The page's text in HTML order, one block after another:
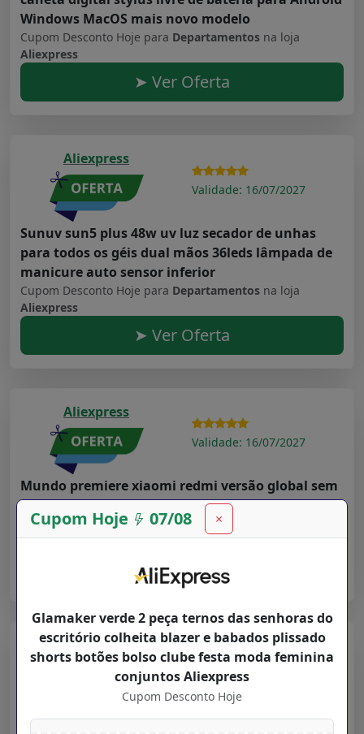
Windows MacOS mais novo modelo
Cupom Desconto Hoje para Departamentos na loja
Aliexpress
➤ Ver Oferta
Aliexpress
Validade: 16/07/2027
Sunuv sun5 plus 48w uv luz secador de unhas
para todos os géis dual mãos 36leds lâmpada de
manicure auto sensor inferior
Cupom Desconto Hoje para Departamentos na loja
Aliexpress
➤ Ver Oferta
Aliexpress
Validade: 16/07/2027
Mundo premiere xiaomi redmi versão global sem
fio fone de ouvido tws suporte bluetooth
Cupom Desconto Hoje paraDepartamentos
Aliexpress
➤ Ver Oferta
Aliexpress
Validade: 16/07/2027
New Users $ 20 12 YOUPIN12 Youpin haylou Solar
Cupom Hoje 07/08 ×
Glamaker verde 2 peça ternos das senhoras do
escritório colheita blazer e babados plissado
shorts botões bolso clube festa moda feminina
conjuntos Aliexpress
Cupom Desconto Hoje